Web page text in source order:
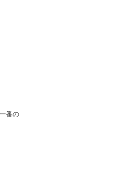
番の